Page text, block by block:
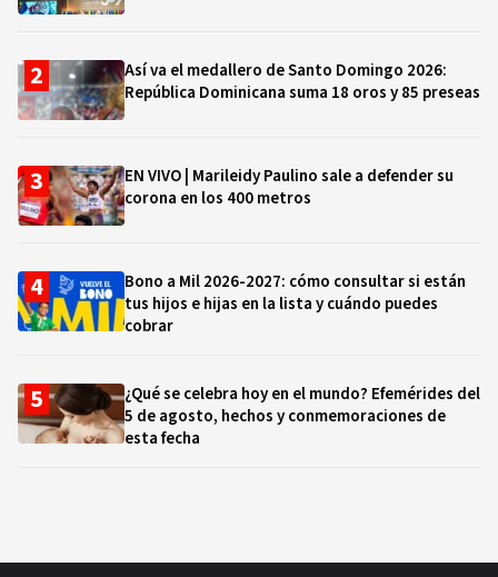
Así va el medallero de Santo Domingo 2026:
República Dominicana suma 18 oros y 85 preseas
EN VIVO | Marileidy Paulino sale a defender su
corona en los 400 metros
Bono a Mil 2026-2027: cómo consultar si están
tus hijos e hijas en la lista y cuándo puedes
cobrar
¿Qué se celebra hoy en el mundo? Efemérides del
5 de agosto, hechos y conmemoraciones de
esta fecha